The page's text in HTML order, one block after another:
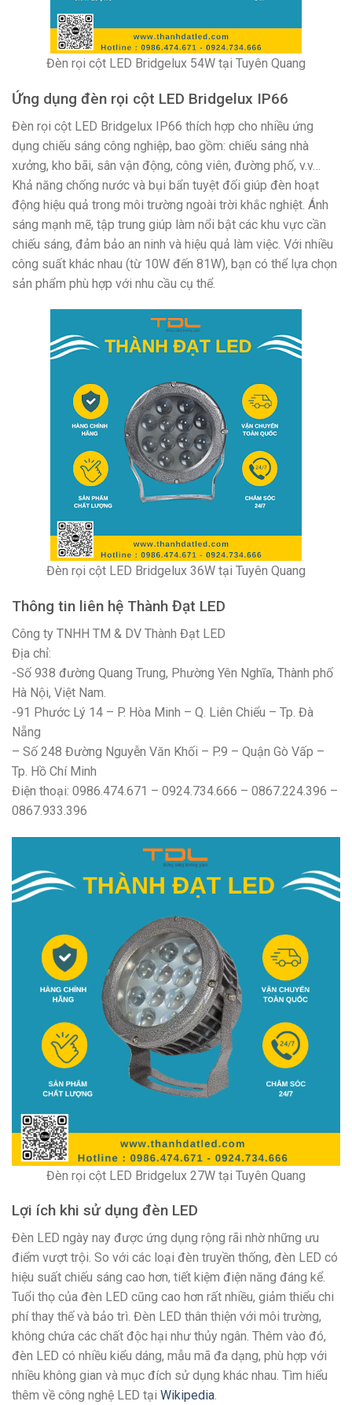
Đèn rọi cột LED Bridgelux 54W tại Tuyên Quang
Ứng dụng đèn rọi cột LED Bridgelux IP66
Đèn rọi cột LED Bridgelux IP66 thích hợp cho nhiều ứng
dụng chiếu sáng công nghiệp, bao gồm: chiếu sáng nhà
xưởng, kho bãi, sân vận động, công viên, đường phố, v.v…
Khả năng chống nước và bụi bẩn tuyệt đối giúp đèn hoạt
động hiệu quả trong môi trường ngoài trời khắc nghiệt. Ánh
sáng mạnh mẽ, tập trung giúp làm nổi bật các khu vực cần
chiếu sáng, đảm bảo an ninh và hiệu quả làm việc. Với nhiều
công suất khác nhau (từ 10W đến 81W), bạn có thể lựa chọn
sản phẩm phù hợp với nhu cầu cụ thể.
Đèn rọi cột LED Bridgelux 36W tại Tuyên Quang
Thông tin liên hệ Thành Đạt LED
Công ty TNHH TM & DV Thành Đạt LED
Địa chỉ:
-Số 938 đường Quang Trung, Phường Yên Nghĩa, Thành phố
Hà Nội, Việt Nam.
-91 Phước Lý 14 – P. Hòa Minh – Q. Liên Chiểu – Tp. Đà
Nẵng
– Số 248 Đường Nguyễn Văn Khối – P.9 – Quận Gò Vấp –
Tp. Hồ Chí Minh
Điện thoại: 0986.474.671 – 0924.734.666 – 0867.224.396 –
0867.933.396
Đèn rọi cột LED Bridgelux 27W tại Tuyên Quang
Lợi ích khi sử dụng đèn LED
Đèn LED ngày nay được ứng dụng rộng rãi nhờ những ưu
điểm vượt trội. So với các loại đèn truyền thống, đèn LED có
hiệu suất chiếu sáng cao hơn, tiết kiệm điện năng đáng kể.
Tuổi thọ của đèn LED cũng cao hơn rất nhiều, giảm thiểu chi
phí thay thế và bảo trì. Đèn LED thân thiện với môi trường,
không chứa các chất độc hại như thủy ngân. Thêm vào đó,
đèn LED có nhiều kiểu dáng, mẫu mã đa dạng, phù hợp với
nhiều không gian và mục đích sử dụng khác nhau. Tìm hiểu
thêm về công nghệ LED tại Wikipedia.